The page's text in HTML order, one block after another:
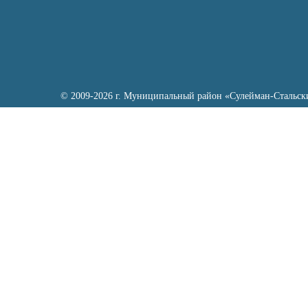
© 2009-2026 г. Муниципальный район «Сулейман-